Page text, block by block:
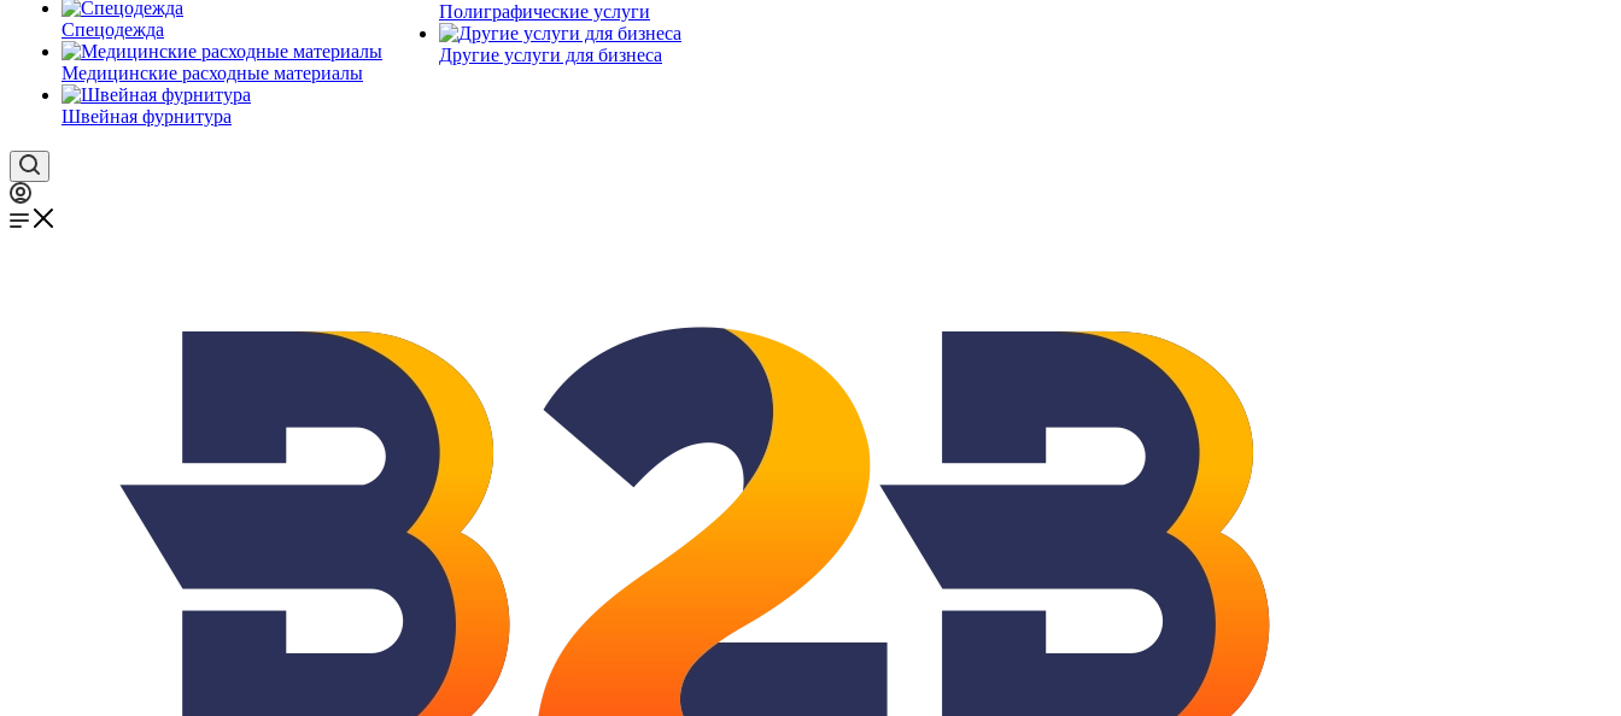
Спецодежда
Медицинские расходные материалы
Швейная фурнитура
Полиграфические услуги
Другие услуги для бизнеса